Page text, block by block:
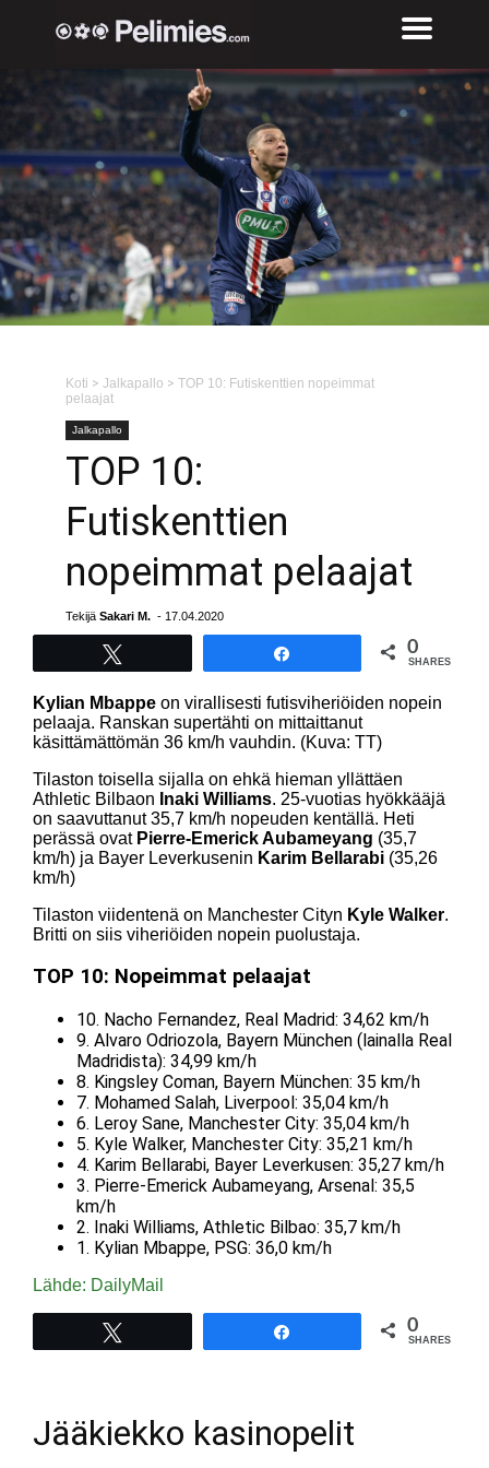
Koti > Jalkapallo > TOP 10: Futiskenttien nopeimmat
pelaajat
Jalkapallo
TOP 10:
Futiskenttien
nopeimmat pelaajat
Tekijä Sakari M. - 17.04.2020
0
SHARES
Kylian Mbappe on virallisesti futisviheriöiden nopein
pelaaja. Ranskan supertähti on mittaittanut
käsittämättömän 36 km/h vauhdin. (Kuva: TT)
Tilaston toisella sijalla on ehkä hieman yllättäen
Athletic Bilbaon Inaki Williams. 25-vuotias hyökkääjä
on saavuttanut 35,7 km/h nopeuden kentällä. Heti
perässä ovat Pierre-Emerick Aubameyang (35,7
km/h) ja Bayer Leverkusenin Karim Bellarabi (35,26
km/h)
Tilaston viidentenä on Manchester Cityn Kyle Walker.
Britti on siis viheriöiden nopein puolustaja.
TOP 10: Nopeimmat pelaajat
10. Nacho Fernandez, Real Madrid: 34,62 km/h
9. Alvaro Odriozola, Bayern München (lainalla Real
Madridista): 34,99 km/h
8. Kingsley Coman, Bayern München: 35 km/h
7. Mohamed Salah, Liverpool: 35,04 km/h
6. Leroy Sane, Manchester City: 35,04 km/h
5. Kyle Walker, Manchester City: 35,21 km/h
4. Karim Bellarabi, Bayer Leverkusen: 35,27 km/h
3. Pierre-Emerick Aubameyang, Arsenal: 35,5
km/h
2. Inaki Williams, Athletic Bilbao: 35,7 km/h
1. Kylian Mbappe, PSG: 36,0 km/h
Lähde: DailyMail
0
SHARES
Jääkiekko kasinopelit